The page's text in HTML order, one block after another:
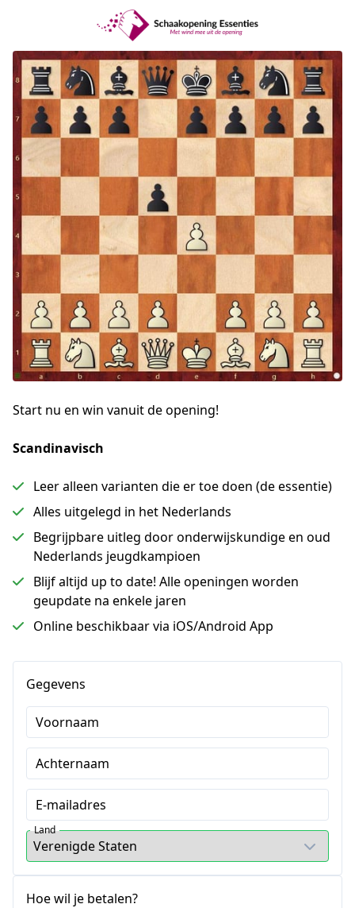
Start nu en win vanuit de opening!
Scandinavisch
Leer alleen varianten die er toe doen (de essentie)
Alles uitgelegd in het Nederlands
Begrijpbare uitleg door onderwijskundige en oud
Nederlands jeugdkampioen
Blijf altijd up to date! Alle openingen worden
geupdate na enkele jaren
Online beschikbaar via iOS/Android App
Gegevens
Voornaam
Achternaam
E-mailadres
Land
Hoe wil je betalen?